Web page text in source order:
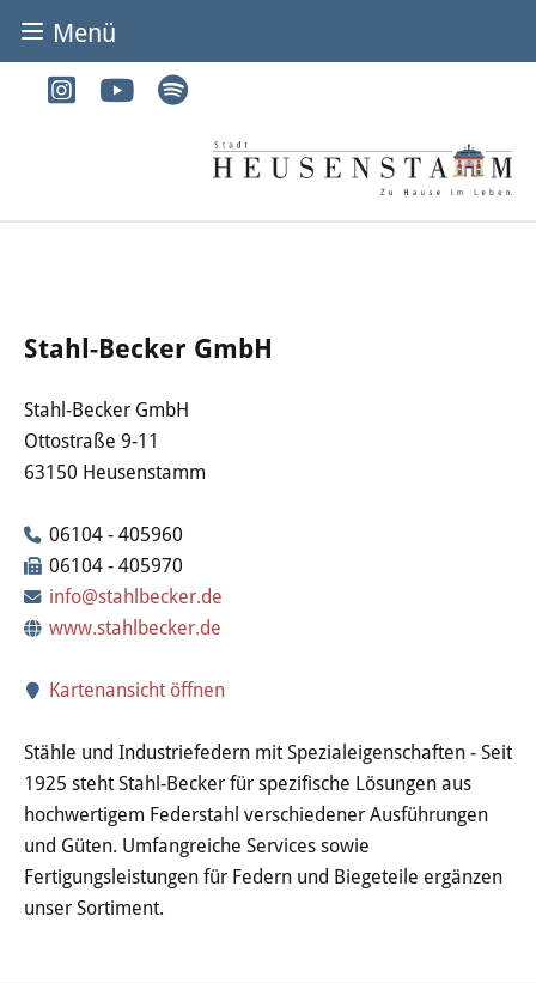
Stahl-Becker GmbH
Stahl-Becker GmbH
Ottostraße 9-11
63150 Heusenstamm
06104 - 405960
06104 - 405970
info@stahlbecker.de
www.stahlbecker.de
Kartenansicht öffnen
Stähle und Industriefedern mit Spezialeigenschaften - Seit
1925 steht Stahl-Becker für spezifische Lösungen aus
hochwertigem Federstahl verschiedener Ausführungen
und Güten. Umfangreiche Services sowie
Fertigungsleistungen für Federn und Biegeteile ergänzen
unser Sortiment.
Menü
BÜRGER & STADT
Heirat
Wertstoffhof
Wasser & Abwasser
Verwaltung & Politik
Satzungen & Stadtrecht
Ausschreibungen
Karriere & Ausbildung